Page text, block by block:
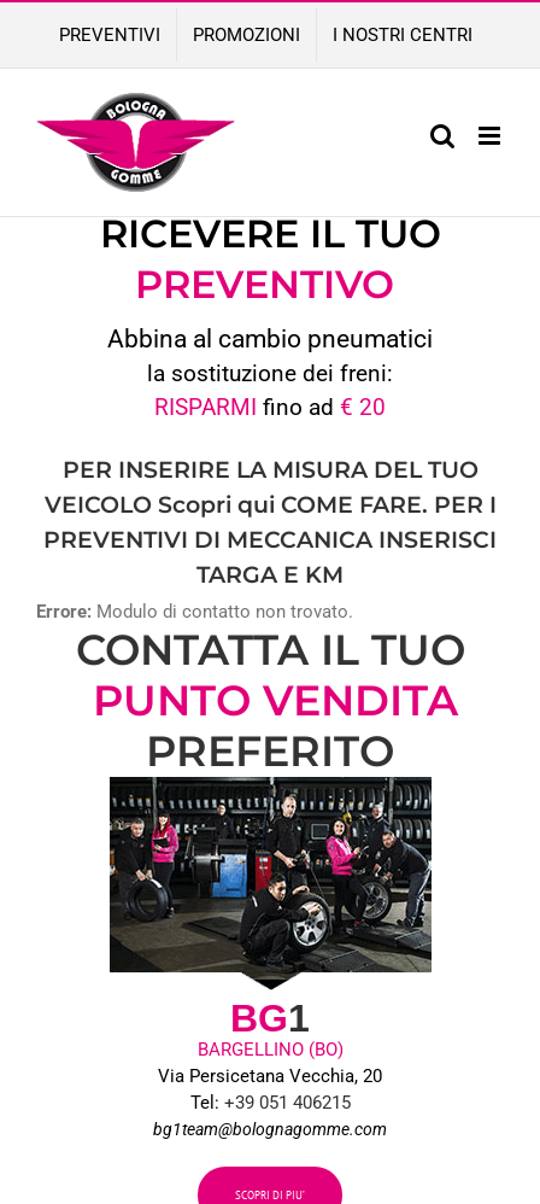
content
PREVENTIVI PROMOZIONI I NOSTRI CENTRI
COMPILA IL FORM PER
RICEVERE IL TUO
PREVENTIVO
Abbina al cambio pneumatici
la sostituzione dei freni:
RISPARMI fino ad € 20
PER INSERIRE LA MISURA DEL TUO
VEICOLO Scopri quiCOME FARE. PER I
PREVENTIVI DI MECCANICA INSERISCI
TARGA E KM
Errore: Modulo di contatto non trovato.
CONTATTA IL TUO
PUNTO VENDITA
PREFERITO
BG1
BARGELLINO (BO)
Via Persicetana Vecchia, 20
Tel: +39 051 406215
bg1team@bolognagomme.com
SCOPRI DI PIU’